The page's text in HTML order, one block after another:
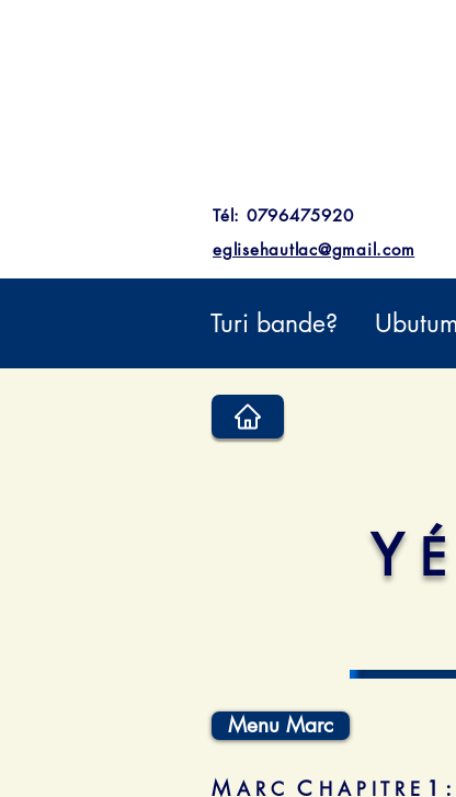
Tél: 0796475920
eglisehautlac@gmail.com
Turi bande?
Y
Menu Marc
M A R C C H A P I T R E 1 :